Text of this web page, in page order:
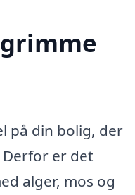
på din bolig, der
er det
alger, mos og